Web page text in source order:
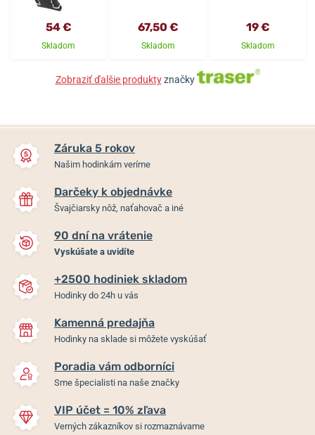
54 €
Skladom
67,50 €
Skladom
19 €
Skladom
Zobraziť ďalšie produktyznačky
Záruka 5 rokov
Našim hodinkám veríme
Darčeky k objednávke
Švajčiarsky nôž, naťahovač a iné
90 dní na vrátenie
Vyskúšate a uvidíte
+2500 hodiniek skladom
Hodinky do 24h u vás
Kamenná predajňa
Hodinky na sklade si môžete vyskúšať
Poradia vám odborníci
Sme špecialisti na naše značky
VIP účet = 10% zľava
Verných zákazníkov si rozmaznávame